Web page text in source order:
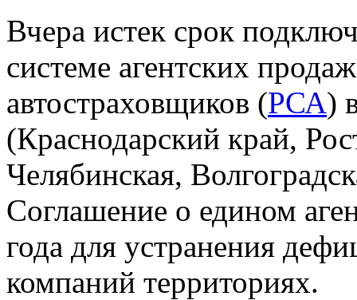
Вчера истек срок
системе агентских
автостраховщиков (РСА)
(Краснодарский край,
Челябинская,
Соглашение о едином
года для устранения
компаний территориях.